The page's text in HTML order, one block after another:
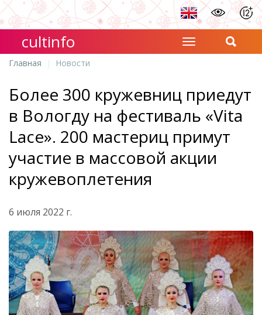
cultinfo
Главная Новости
Более 300 кружевниц приедут
в Вологду на фестиваль «Vita
Lace». 200 мастериц примут
участие в массовой акции
кружевоплетения
6 июля 2022 г.